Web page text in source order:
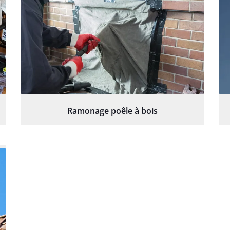
Ramonage poêle à bois